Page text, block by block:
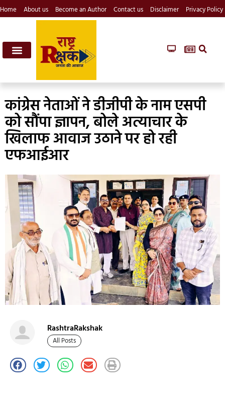
Home About us Become an Author Contact us Disclaimer Privacy Policy
कांग्रेस नेताओं ने डीजीपी के नाम एसपी
को सौंपा ज्ञापन, बोले अत्याचार के
खिलाफ आवाज उठाने पर हो रही
एफआईआर
RashtraRakshak
All Posts